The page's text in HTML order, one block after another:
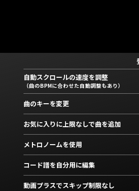
自動スクロールの速度を調整
（曲のBPMに合わせた自動調整もあり）
曲のキーを変更
お気に入りに上限なしで曲を追加
メトロノームを使用
コード譜を自分用に編集
動画プラスでスキップ制限なし